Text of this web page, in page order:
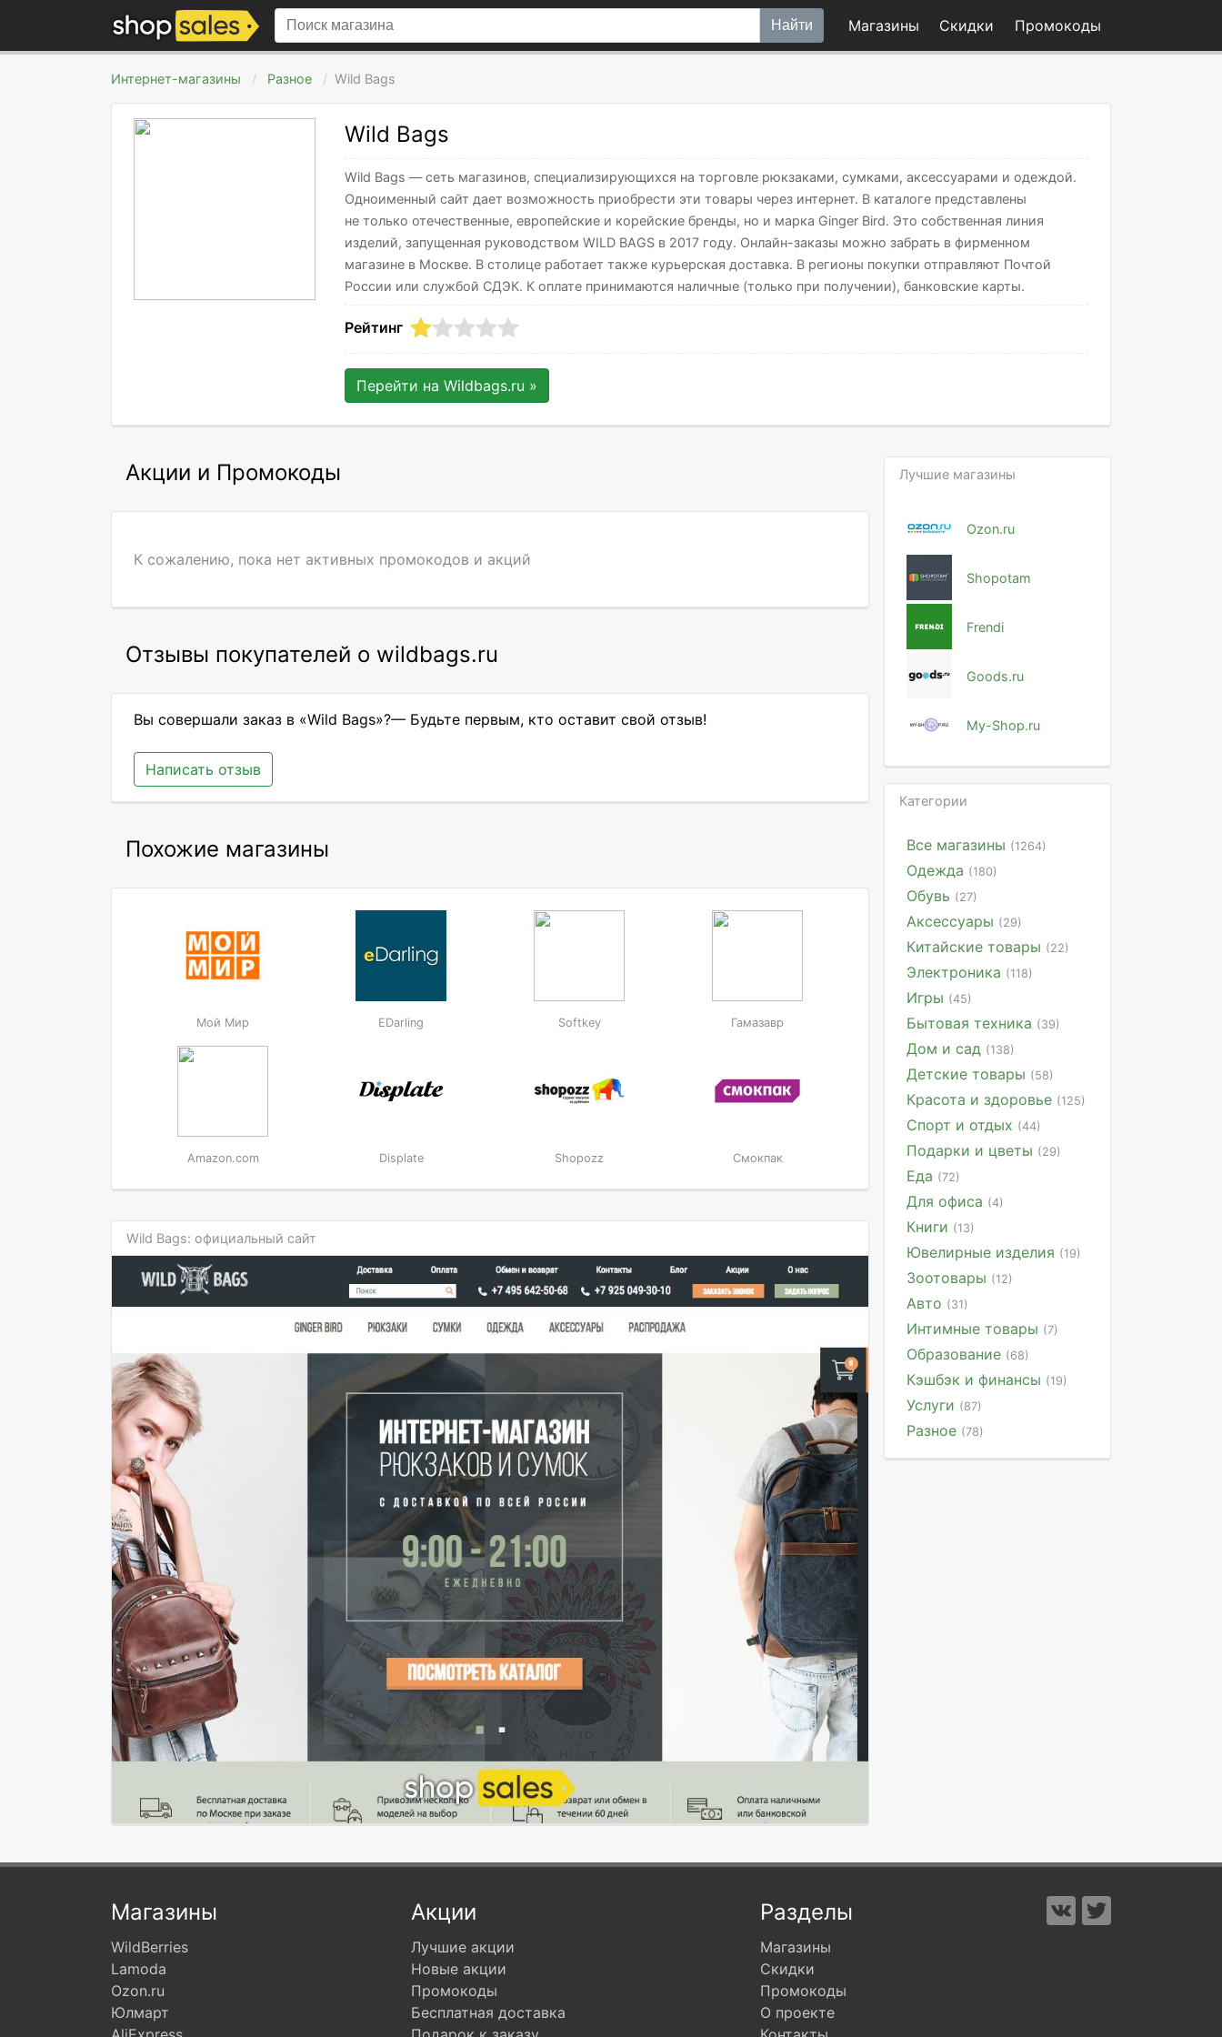
Найти Магазины Скидки Промокоды
Интернет-магазины Разное Wild Bags
Wild Bags
Wild Bags — сеть магазинов, специализирующихся на торговле рюкзаками, сумками, аксессуарами и одеждой.
Одноименный сайт дает возможность приобрести эти товары через интернет. В каталоге представлены
не только отечественные, европейские и корейские бренды, но и марка Ginger Bird. Это собственная линия
изделий, запущенная руководством WILD BAGS в 2017 году. Онлайн-заказы можно забрать в фирменном
магазине в Москве. В столице работает также курьерская доставка. В регионы покупки отправляют Почтой
России или службой СДЭК. К оплате принимаются наличные (только при получении), банковские карты.
Рейтинг
Перейти на Wildbags.ru »
Акции и Промокоды
К сожалению, пока нет активных промокодов и акций
Отзывы покупателей о wildbags.ru
Вы совершали заказ в «Wild Bags»?— Будьте первым, кто оставит свой отзыв!
Написать отзыв
Похожие магазины
Мой Мир EDarling Softkey Гамазавр
Amazon.com Displate Shopozz Смокпак
Wild Bags: официальный сайт
Лучшие магазины
Ozon.ru
Shopotam
Frendi
Goods.ru
My-Shop.ru
Категории
Все магазины (1264)
Одежда (180)
Обувь (27)
Аксессуары (29)
Китайские товары (22)
Электроника (118)
Игры (45)
Бытовая техника (39)
Дом и сад (138)
Детские товары (58)
Красота и здоровье (125)
Спорт и отдых (44)
Подарки и цветы (29)
Еда (72)
Для офиса (4)
Книги (13)
Ювелирные изделия (19)
Зоотовары (12)
Авто (31)
Интимные товары (7)
Образование (68)
Кэшбэк и финансы (19)
Услуги (87)
Разное (78)
Магазины
WildBerries
Lamoda
Ozon.ru
Юлмарт
Акции
Лучшие акции
Новые акции
Промокоды
Бесплатная доставка
Разделы
Магазины
Скидки
Промокоды
О проекте